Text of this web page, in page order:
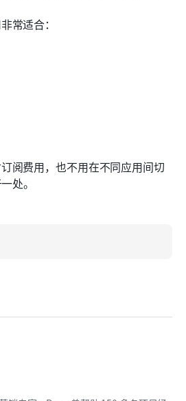
常适合：
阅费用，也不用在不同应用间切
处。